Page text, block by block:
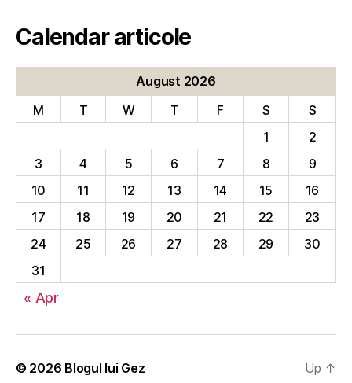
Calendar articole
August 2026
M
T W T F S
S
1
2
3
4 5 6 7 8
9
10
11 12 13 14 15
16
17
18 19 20 21 22
23
24
25 26 27 28 29
30
31
« Apr
© 2026 Blogul lui Gez Up ↑